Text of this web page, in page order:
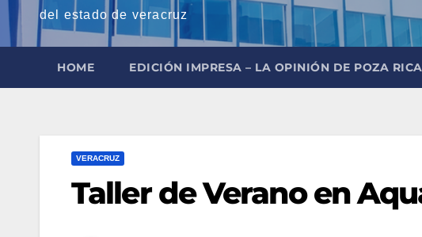
del estado de veracruz
HOME EDICIÓN IMPRESA – LA OPINIÓN DE POZA RICA
VERACRUZ
Taller de Verano en